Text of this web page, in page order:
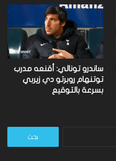
ساندرو تونالي: أقنعه مدرب
توتنهام روبرتو دي زيربي
بسرعة بالتوقيع
البحث